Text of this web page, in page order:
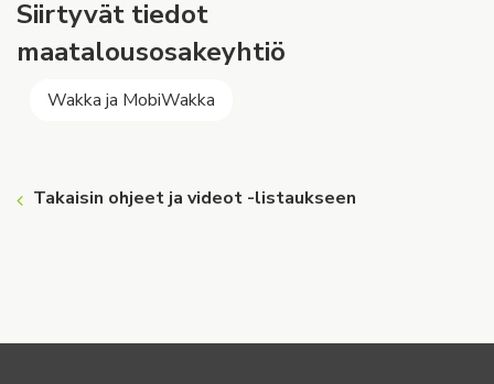
Siirtyvät tiedot
maatalousosakeyhtiö
Wakka ja MobiWakka
Takaisin ohjeet ja videot -listaukseen